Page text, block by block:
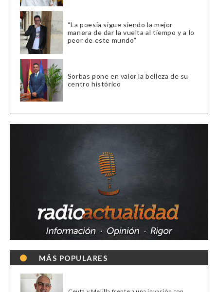
“La poesía sigue siendo la mejor
manera de dar la vuelta al tiempo y a lo
peor de este mundo”
Sorbas pone en valor la belleza de su
centro histórico
MÁS POPULARES